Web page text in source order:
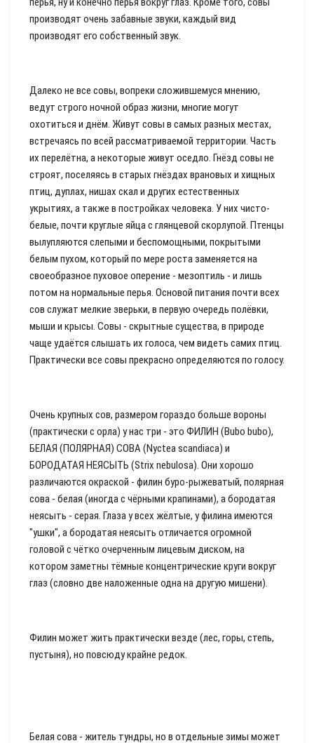
производят очень забавные звуки, каждый вид
производят его собственный звук.
Далеко не все совы, вопреки сложившемуся мнению,
ведут строго ночной образ жизни, многие могут
охотиться и днём. Живут совы в самых разных местах,
встречаясь по всей рассматриваемой территории. Часть
их перелётна, а некоторые живут оседло. Гнёзд совы не
строят, поселяясь в старых гнёздах врановых и хищных
птиц, дуплах, нишах скал и других естественных
укрытиях, а также в постройках человека. У них чисто-
белые, почти круглые яйца с глянцевой скорлупой. Птенцы
вылупляются слепыми и беспомощными, покрытыми
белым пухом, который по мере роста заменяется на
своеобразное пуховое оперение - мезоптиль - и лишь
потом на нормальные перья. Основой питания почти всех
сов служат мелкие зверьки, в первую очередь полёвки,
мыши и крысы. Совы - скрытные существа, в природе
чаще удаётся слышать их голоса, чем видеть самих птиц.
Практически все совы прекрасно определяются по голосу.
Очень крупных сов, размером гораздо больше вороны
(практически с орла) у нас три - это ФИЛИН (Bubo bubo),
БЕЛАЯ (ПОЛЯРНАЯ) СОВА (Nyctea scandiaca) и
БОРОДАТАЯ НЕЯСЫТЬ (Strix nebulosa). Они хорошо
различаются окраской - филин буро-рыжеватый, полярная
сова - белая (иногда с чёрными крапинами), а бородатая
неясыть - серая. Глаза у всех жёлтые, у филина имеются
"ушки", а бородатая неясыть отличается огромной
головой с чётко очерченным лицевым диском, на
котором заметны тёмные концентрические круги вокруг
глаз (словно две наложенные одна на другую мишени).
Филин может жить практически везде (лес, горы, степь,
пустыня), но повсюду крайне редок.
Белая сова - житель тундры, но в отдельные зимы может